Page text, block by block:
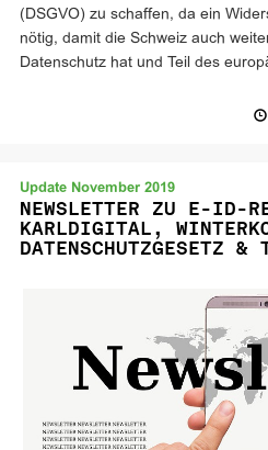
(DSGVO) zu schaffen, da ein
nötig, damit die Schweiz auch
Datenschutz hat und Teil des
Update November 2019
NEWSLETTER ZU E-ID-
KARLDIGITAL,
DATENSCHUTZGESETZ